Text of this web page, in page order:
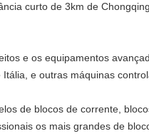
curto de 3km de
e os equipamentos
e outras máquinas
de blocos de corrente,
os mais grandes de